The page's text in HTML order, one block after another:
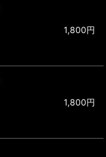
1,800円
1,800円